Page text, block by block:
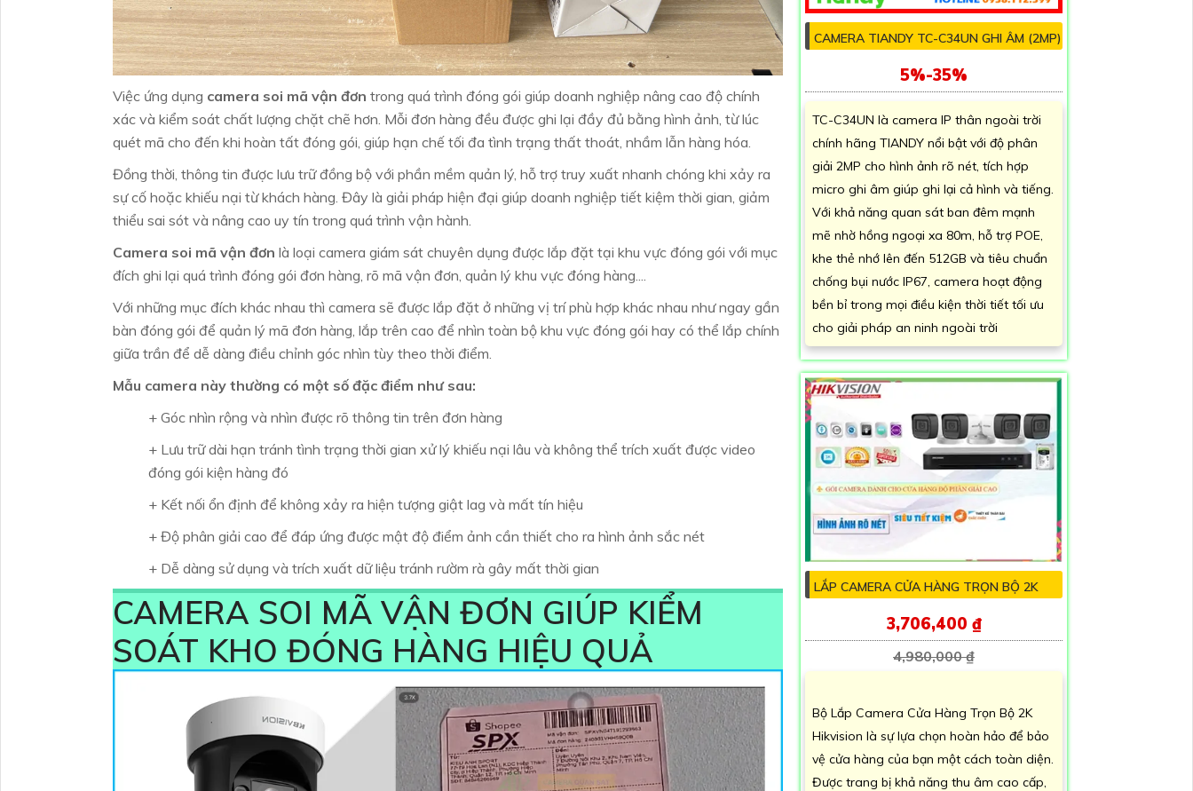
Việc ứng dụng camera soi mã vận đơn trong quá trình đóng gói giúp doanh nghiệp nâng cao độ chính
xác và kiểm soát chất lượng chặt chẽ hơn. Mỗi đơn hàng đều được ghi lại đầy đủ bằng hình ảnh, từ lúc
quét mã cho đến khi hoàn tất đóng gói, giúp hạn chế tối đa tình trạng thất thoát, nhầm lẫn hàng hóa.
Đồng thời, thông tin được lưu trữ đồng bộ với phần mềm quản lý, hỗ trợ truy xuất nhanh chóng khi xảy ra
sự cố hoặc khiếu nại từ khách hàng. Đây là giải pháp hiện đại giúp doanh nghiệp tiết kiệm thời gian, giảm
thiểu sai sót và nâng cao uy tín trong quá trình vận hành.
Camera soi mã vận đơn là loại camera giám sát chuyên dụng được lắp đặt tại khu vực đóng gói với mục
đích ghi lại quá trình đóng gói đơn hàng, rõ mã vận đơn, quản lý khu vực đóng hàng....
Với những mục đích khác nhau thì camera sẽ được lắp đặt ở những vị trí phù hợp khác nhau như ngay gần
bàn đóng gói để quản lý mã đơn hàng, lắp trên cao để nhìn toàn bộ khu vực đóng gói hay có thể lắp chính
giữa trần để dễ dàng điều chỉnh góc nhìn tùy theo thời điểm.
Mẫu camera này thường có một số đặc điểm như sau:
+ Góc nhìn rộng và nhìn được rõ thông tin trên đơn hàng
+ Lưu trữ dài hạn tránh tình trạng thời gian xử lý khiếu nại lâu và không thể trích xuất được video
đóng gói kiện hàng đó
+ Kết nối ổn định để không xảy ra hiện tượng giật lag và mất tín hiệu
+ Độ phân giải cao để đáp ứng được mật độ điểm ảnh cần thiết cho ra hình ảnh sắc nét
+ Dễ dàng sử dụng và trích xuất dữ liệu tránh rườm rà gây mất thời gian
CAMERA SOI MÃ VẬN ĐƠN GIÚP KIỂM
SOÁT KHO ĐÓNG HÀNG HIỆU QUẢ
CAMERA TIANDY TC-C34UN GHI ÂM (2MP)
5%-35%
TC-C34UN là camera IP thân ngoài trời
chính hãng TIANDY nổi bật với độ phân
giải 2MP cho hình ảnh rõ nét, tích hợp
micro ghi âm giúp ghi lại cả hình và tiếng.
Với khả năng quan sát ban đêm mạnh
mẽ nhờ hồng ngoại xa 80m, hỗ trợ POE,
khe thẻ nhớ lên đến 512GB và tiêu chuẩn
chống bụi nước IP67, camera hoạt động
bền bỉ trong mọi điều kiện thời tiết tối ưu
cho giải pháp an ninh ngoài trời
LẮP CAMERA CỬA HÀNG TRỌN BỘ 2K
3,706,400 ₫
4,980,000 ₫
Bộ Lắp Camera Cửa Hàng Trọn Bộ 2K
Hikvision là sự lựa chọn hoàn hảo để bảo
vệ cửa hàng của bạn một cách toàn diện.
Được trang bị khả năng thu âm cao cấp,